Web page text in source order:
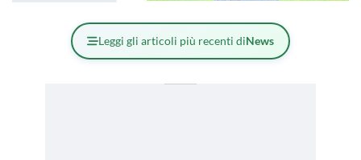
Leggi gli articoli più recenti diNews